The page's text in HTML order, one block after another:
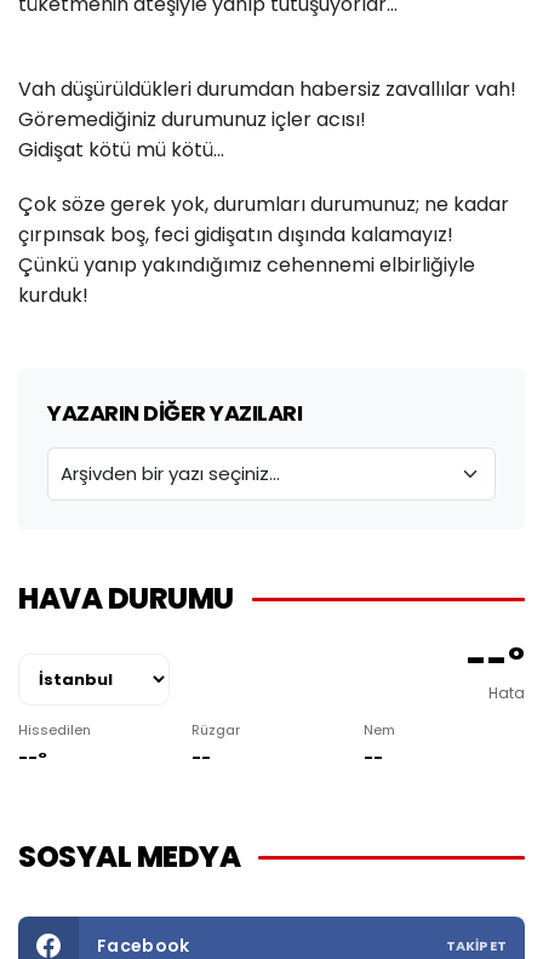
Vah düşürüldükleri durumdan habersiz zavallılar vah!
Göremediğiniz durumunuz içler acısı!
Gidişat kötü mü kötü…
Çok söze gerek yok, durumları durumunuz; ne kadar
çırpınsak boş, feci gidişatın dışında kalamayız!
Çünkü yanıp yakındığımız cehennemi elbirliğiyle
kurduk!
YAZARIN DİĞER YAZILARI
HAVA DURUMU
--°
Hata
Hissedilen
--°
Rüzgar
--
Nem
--
SOSYAL MEDYA
Facebook TAKIP ET